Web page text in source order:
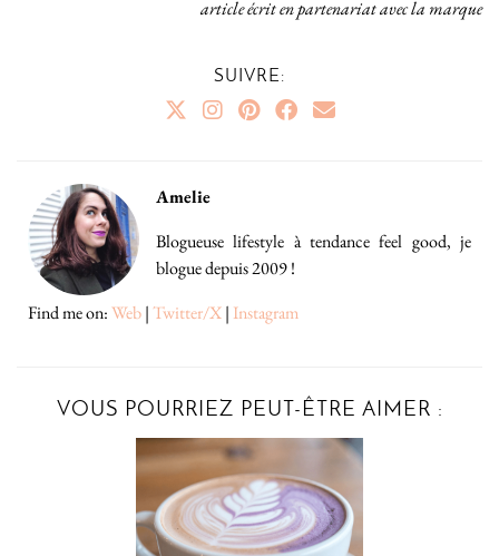
article écrit en partenariat avec la marque
SUIVRE:
Amelie
Blogueuse lifestyle à tendance feel good, je
blogue depuis 2009 !
Find me on:Web|Twitter/X| Instagram
VOUS POURRIEZ PEUT-ÊTRE AIMER :